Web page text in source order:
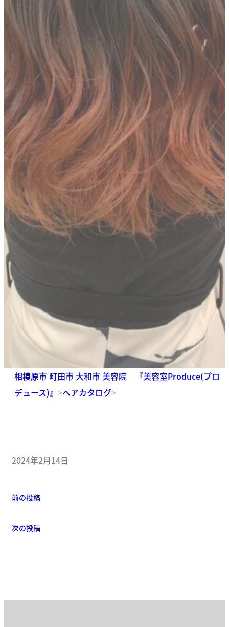
相模原市 町田市 大和市 美容院 『美容室Produce(プロ
デュース)』 >ヘアカタログ>
2024年2月14日
前の投稿
次の投稿